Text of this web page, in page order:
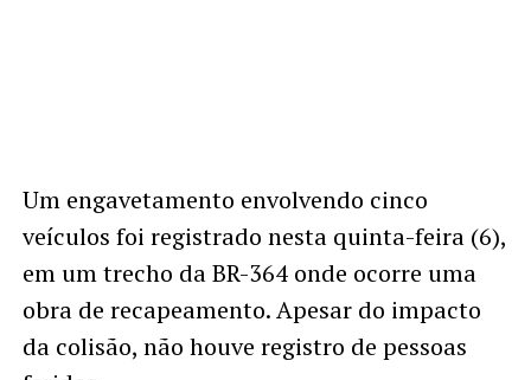
Um engavetamento envolvendo cinco
veículos foi registrado nesta quinta-feira (6),
em um trecho da BR-364 onde ocorre uma
obra de recapeamento. Apesar do impacto
da colisão, não houve registro de pessoas